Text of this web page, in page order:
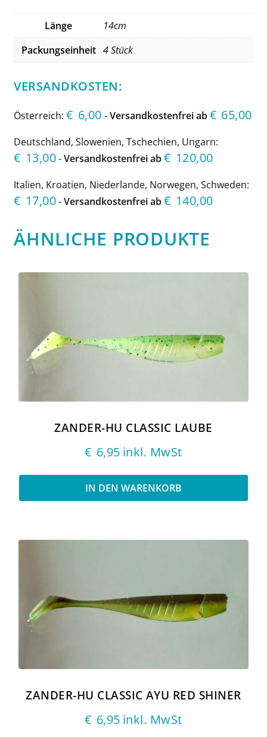
Länge
14cm
Packungseinheit 4 Stück
VERSANDKOSTEN:
Österreich: € 6,00 -Versandkostenfrei ab € 65,00
Deutschland, Slowenien, Tschechien, Ungarn:
€ 13,00-Versandkostenfrei ab€ 120,00
Italien, Kroatien, Niederlande, Norwegen, Schweden:
€ 17,00-Versandkostenfrei ab€ 140,00
ÄHNLICHE PRODUKTE
ZANDER-HU CLASSIC LAUBE
€ 6,95 inkl. MwSt
IN DEN WARENKORB
ZANDER-HU CLASSIC AYU RED SHINER
€ 6,95 inkl. MwSt